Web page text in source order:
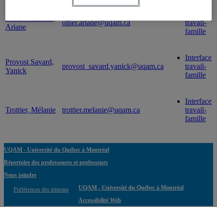
Ollier Malaterre,
Ariane
ollier.ariane@uqam.ca
travail-
famille
Provost Savard,
Yanick
provost_savard.yanick@uqam.ca
Interface
travail-
famille
Trottier, Mélanie trottier.melanie@uqam.ca
Interface
travail-
famille
UQAM - Université du Québec à Montréal
Répertoire des professeures et professeurs
Nous joindre
Préférences des témoins
UQAM - Université du Québec à Montréal
Accessibilité Web